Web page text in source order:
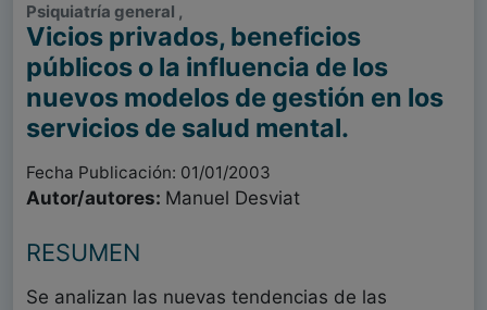
Psiquiatría general ,
Vicios privados, beneficios
públicos o la influencia de los
nuevos modelos de gestión en los
servicios de salud mental.
Fecha Publicación: 01/01/2003
Autor/autores: Manuel Desviat
RESUMEN
Se analizan las nuevas tendencias de las